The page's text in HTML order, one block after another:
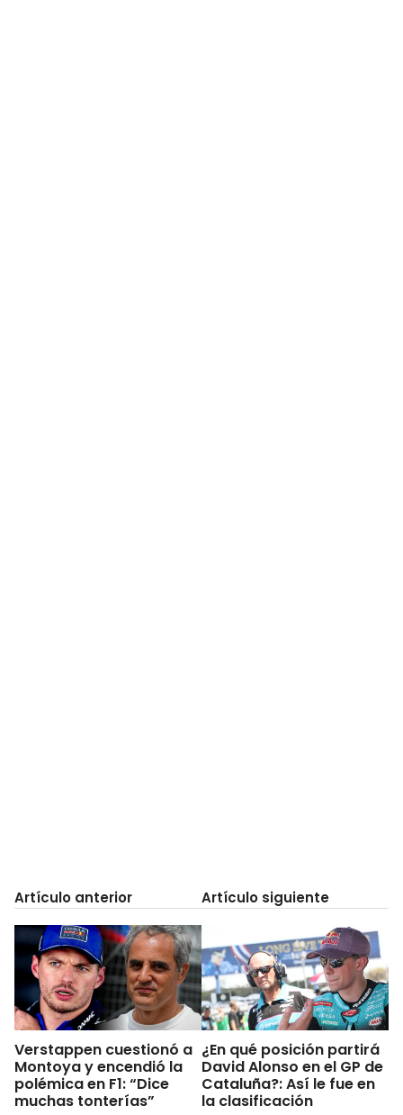
Artículo anterior
Verstappen cuestionó a
Montoya y encendió la
polémica en F1: “Dice
muchas tonterías”
Artículo siguiente
¿En qué posición partirá
David Alonso en el GP de
Cataluña?: Así le fue en
la clasificación